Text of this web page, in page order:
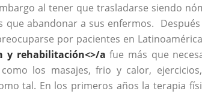
al tener que trasladarse siendo
que abandonar a sus enfermos.
por pacientes en
y rehabilitación<>/a fue más que
los masajes, frio y calor,
tal. En los primeros años la terapia